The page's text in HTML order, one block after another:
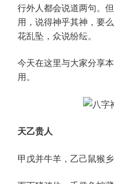
行外人都会说道两句。
用，说得神乎其神，要
花乱坠，众说纷纭。
今天在这里与大家分享
用。
天乙贵人
甲戊并牛羊，乙己鼠猴乡